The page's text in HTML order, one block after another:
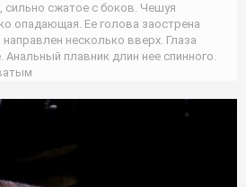
сильно сжатое с боков. Чешуя
опадающая. Ее голова заострена
несколько вверх. Глаза
плавник длин нее спинного.